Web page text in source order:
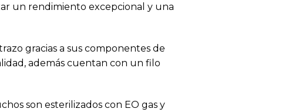
un rendimiento excepcional y una
gracias a sus componentes de
además cuentan con un filo
son esterilizados con EO gas y